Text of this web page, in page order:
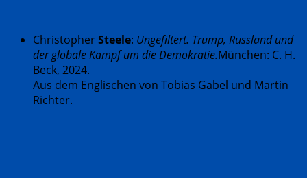
ChristopherSteele: Ungefiltert. Trump, Russland und
der globale Kampf um die Demokratie.München: C. H.
Beck, 2024.
Aus dem Englischen von Tobias Gabel und Martin
Richter.